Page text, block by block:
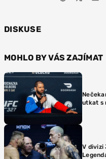
DISKUSE
MOHLO BY VÁS ZAJÍMAT
utkat s
V divizi